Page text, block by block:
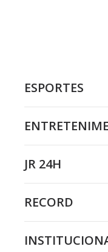
ESPORTES
JR 24H
RECORD